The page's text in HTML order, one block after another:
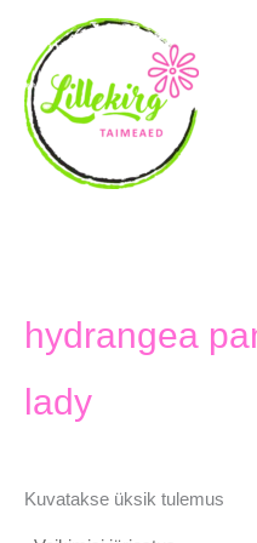
content
hydrangea
lady
Kuvatakse üksik tulemus